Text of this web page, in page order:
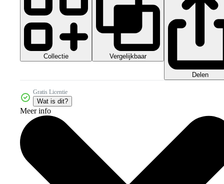
Collectie Vergelijkbaar
Delen
Gratis Licentie
Wat is dit?
Meer info